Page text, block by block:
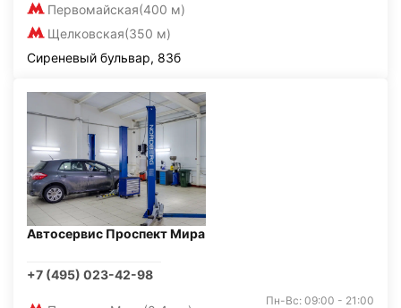
Первомайская(400 м)
Щелковская(350 м)
Сиреневый бульвар, 83б
Автосервис Проспект Мира
+7 (495) 023-42-98
Пн-Вс: 09:00 - 21:00